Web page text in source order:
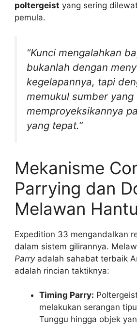
poltergeist yang sering
pemula.
“Kunci mengalahkan
bukanlah dengan
kegelapannya, tapi
memukul sumber yang
memproyeksikannya
yang tepat.”
Mekanisme
Parrying dan
Melawan Hantu
Expedition 33 mengandalkan
dalam sistem gilirannya.
Parryadalah sahabat terbaik
adalah rincian taktiknya:
Timing Parry:
melakukan serangan
Tunggu hingga objek